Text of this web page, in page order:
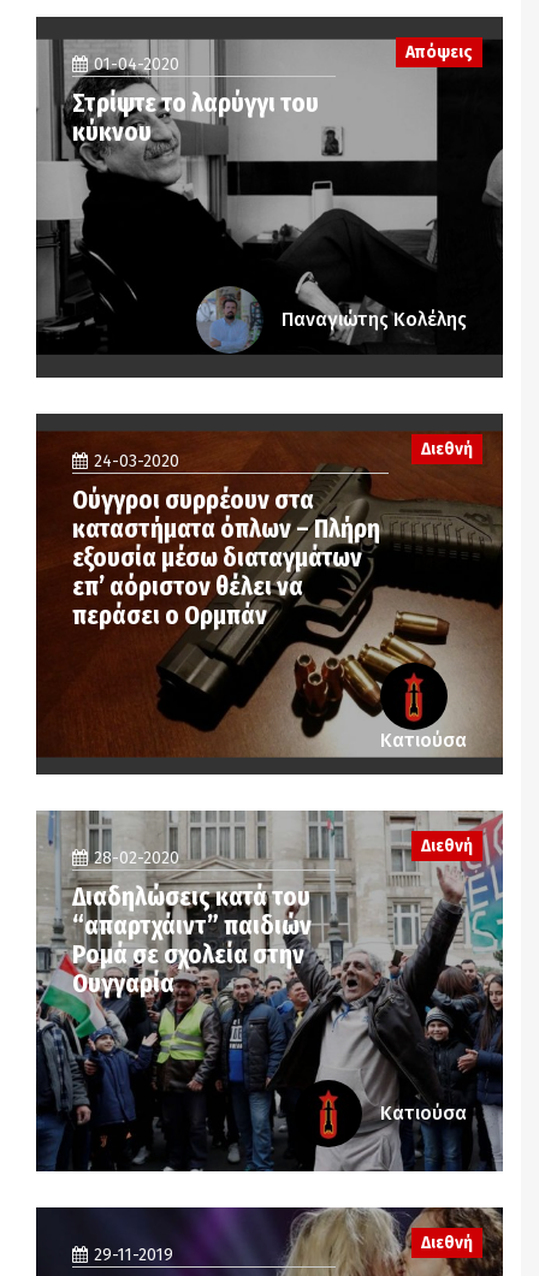
01-04-2020
Στρίψτε το λαρύγγι του
κύκνου
Απόψεις
Παναγιώτης Κολέλης
Διεθνή
24-03-2020
Ούγγροι συρρέουν στα
καταστήματα όπλων – Πλήρη
εξουσία μέσω διαταγμάτων
επ’ αόριστον θέλει να
περάσει ο Ορμπάν
Κατιούσα
28-02-2020
Διαδηλώσεις κατά του
“απαρτχάιντ” παιδιών
Ρομά σε σχολεία στην
Ουγγαρία
Διεθνή
Κατιούσα
29-11-2019
Διεθνή